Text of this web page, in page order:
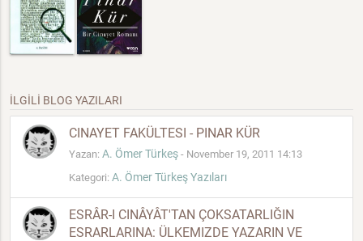
İLGİLİ BLOG YAZILARI
CINAYET FAKÜLTESI - PINAR KÜR
Yazan: A. Ömer Türkeş - November 19, 2011 14:13
Kategori: A. Ömer Türkeş Yazıları
ESRÂR-I CINÂYÂT'TAN ÇOKSATARLIĞIN
ESRARLARINA: ÜLKEMIZDE YAZARIN VE